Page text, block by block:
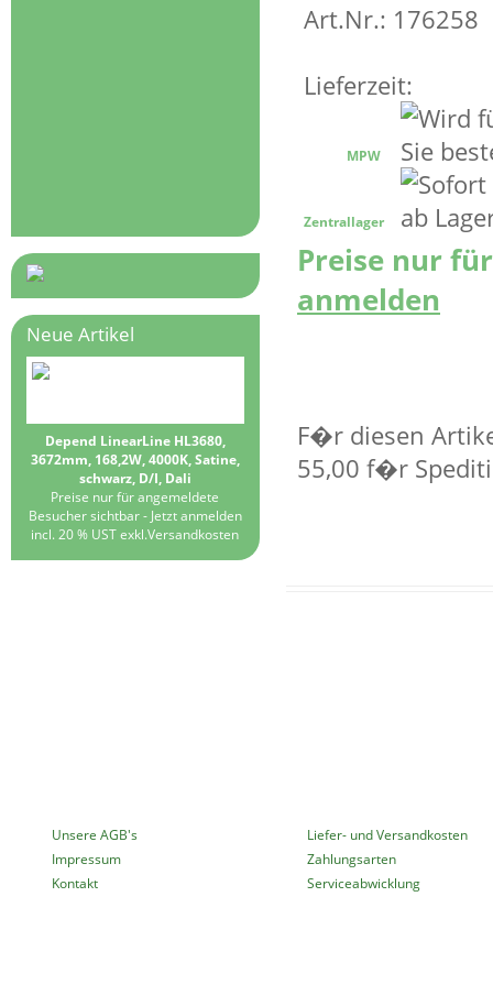
Art.Nr.: 176258
Lieferzeit:
MPW
Zentrallager
Preise nur
anmelden
F�r diesen
55,00 f�r
Neue Artikel
Depend LinearLine HL3680,
3672mm, 168,2W, 4000K, Satine,
schwarz, D/I, Dali
Preise nur für angemeldete
Besucher sichtbar - Jetzt anmelden
incl. 20 % UST exkl.Versandkosten
Unsere AGB's
Impressum
Kontakt
Liefer- und Versandkosten
Zahlungsarten
Serviceabwicklung